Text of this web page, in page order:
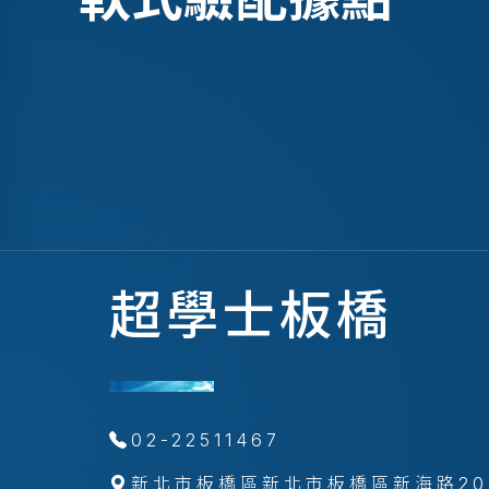
超學士板橋
02-22511467
新北市板橋區新北市板橋區新海路